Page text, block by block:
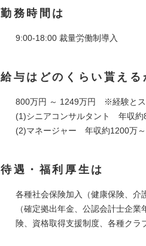
勤務時間は
9:00-18:00 裁量労働制導入
給与はどのくらい貰える
800万円 ～ 1249万円 ※経験とス
(1)シニアコンサルタント 年収約
(2)マネージャー 年収約1200万～
待遇・福利厚生は
各種社会保険加入（健康保険、介
（確定拠出年金、公認会計士企
険、資格取得支援制度、各種クラ